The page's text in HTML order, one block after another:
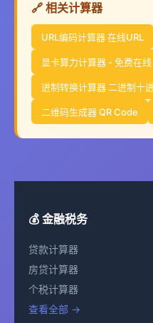
🔗 相关计算器
URL编码计算器 在线URL
显卡算力计算器 - 免费在线
进制转换计算器 二进制十
二维码生成器 QR Code
💰 金融税务
贷款计算器
房贷计算器
个税计算器
查看全部 →